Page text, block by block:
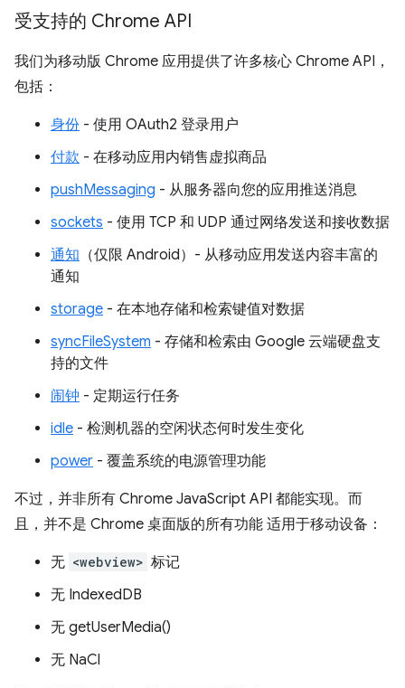
受支持的 Chrome API
我们为移动版 Chrome 应用提供了许多核心 Chrome API，
包括：
身份 - 使用 OAuth2 登录用户
付款 - 在移动应用内销售虚拟商品
pushMessaging - 从服务器向您的应用推送消息
sockets - 使用 TCP 和 UDP 通过网络发送和接收数据
通知 （仅限 Android）- 从移动应用发送内容丰富的
通知
storage - 在本地存储和检索键值对数据
syncFileSystem - 存储和检索由 Google 云端硬盘支
持的文件
闹钟 - 定期运行任务
idle - 检测机器的空闲状态何时发生变化
power - 覆盖系统的电源管理功能
不过，并非所有 Chrome JavaScript API 都能实现。而
且，并不是 Chrome 桌面版的所有功能 适用于移动设备：
无 <webview> 标记
无 IndexedDB
无 getUserMedia()
无 NaCl